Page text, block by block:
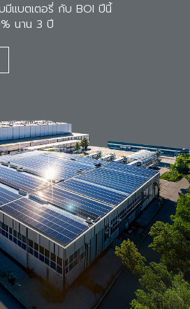
แบตเตอรี่ กับ BOI ปีนี้
นาน 3 ปี